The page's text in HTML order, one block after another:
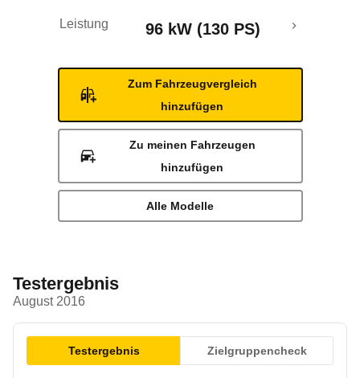
Leistung 96 kW (130 PS)
Zum Fahrzeugvergleich
hinzufügen
Zu meinen Fahrzeugen
hinzufügen
Alle Modelle
Testergebnis
August 2016
Testergebnis Zielgruppencheck